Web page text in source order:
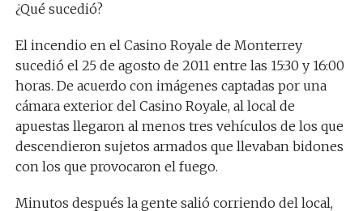
¿Qué sucedió?
El incendio en el Casino Royale de Monterrey
sucedió el 25 de agosto de 2011 entre las 15:30 y 16:00
horas. De acuerdo con imágenes captadas por una
cámara exterior del Casino Royale, al local de
apuestas llegaron al menos tres vehículos de los que
descendieron sujetos armados que llevaban bidones
con los que provocaron el fuego.
Minutos después la gente salió corriendo del local,